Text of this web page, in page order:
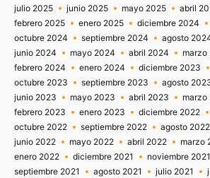
julio 2025
junio 2025 mayo 2025 abril
febrero 2025
enero 2025 diciembre 2024
octubre 2024
septiembre 2024 agosto
junio 2024
mayo 2024 abril 2024
marzo
febrero 2024
enero 2024 diciembre 2023
octubre 2023
septiembre 2023 agosto
junio 2023
mayo 2023 abril 2023
marzo
febrero 2023
enero 2023 diciembre 2022
octubre 2022
septiembre 2022 agosto 2022
junio 2022
mayo 2022 abril 2022 marzo
enero 2022
diciembre 2021 noviembre 2021
septiembre 2021
agosto 2021 julio 2021